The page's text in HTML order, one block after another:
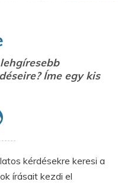
Íme egy kis
kérdésekre keresi a
írásait kezdi el